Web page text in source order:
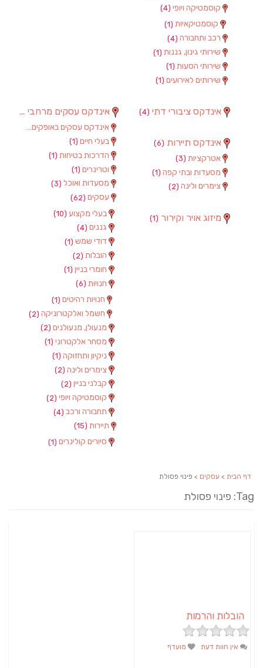
קוסמטיקה ויופי (4)
קוסמטיקאיות (1)
רכב ותחבורה (4)
שירותי גינון, גננות (1)
שירותי הסעות (1)
שירותים לאירועים (1)
אינדקס עסקים מרחבי (97)
אינדקס עסקים באופקים (8)
בעלי חיים (1)
הדרכות בטיחות (1)
וטרינרים (1)
מסעדות ואוכל (3)
עסקים (62)
בעלי מקצוע (10)
גננים (4)
דודי שמש (1)
הובלות (2)
חומרי בניין (1)
חנויות (6)
חנויות רהיטים (1)
חשמל ואלקטרוניקה (2)
מנעולן, מנעולנים (2)
מסחר אלקטרוני (1)
ניקיון ותחזוקה (1)
צימרים ולינה (2)
קבלני בניין (2)
קוסמטיקה ויופי (2)
תחבורה ורכב (4)
תיירות (15)
סיורים קולינרים (1)
אינדקס ציבורי דתי (4)
אינדקס תיירות (6)
אטרקציות (3)
מסעדות ובתי קפה (1)
צימרים ולינה (2)
מיזוג אויר וקירור (1)
דף הבית > עסקים > פינוי פסולת
Tag: פינוי פסולת
הובלות והרמות
אין חוות דעת מועדף